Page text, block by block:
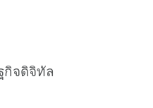
กิจดิจิทัล